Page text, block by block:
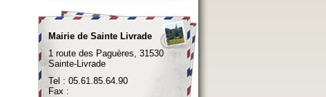
Mairie de Sainte Livrade
1 route des Paguères, 31530
Sainte-Livrade
Tel : 05.61.85.64.90
Fax :